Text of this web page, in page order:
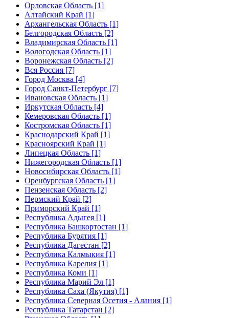
Орловская Область [1]
Алтайский Край [1]
Архангельская Область [1]
Белгородская Область [2]
Владимирская Область [1]
Вологодская Область [1]
Воронежская Область [2]
Вся Россия [7]
Город Москва [4]
Город Санкт-Петербург [7]
Ивановская Область [1]
Иркутская Область [4]
Кемеровская Область [1]
Костромская Область [1]
Краснодарский Край [1]
Красноярский Край [1]
Липецкая Область [1]
Нижегородская Область [1]
Новосибирская Область [1]
Оренбургская Область [1]
Пензенская Область [2]
Пермский Край [2]
Приморский Край [1]
Республика Адыгея [1]
Республика Башкортостан [1]
Республика Бурятия [1]
Республика Дагестан [2]
Республика Калмыкия [1]
Республика Карелия [1]
Республика Коми [1]
Республика Марий Эл [1]
Республика Саха (Якутия) [1]
Республика Северная Осетия - Алания [1]
Республика Татарстан [2]